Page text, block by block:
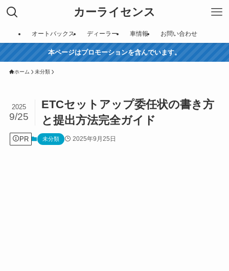
カーライセンス
オートバックス ディーラー 車情報 お問い合わせ
本ページはプロモーションを含んでいます。
ホーム 未分類
ETCセットアップ委任状の書き方
と提出方法完全ガイド
2025
9/25
PR 未分類 2025年9月25日